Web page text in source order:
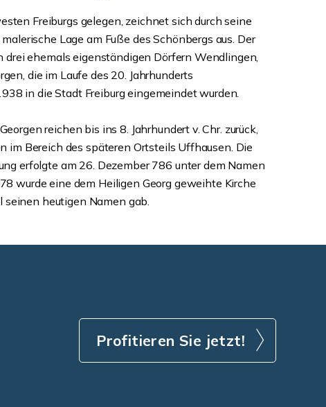
Freiburgs gelegen, zeichnet sich durch seine
Lage am Fuße des Schönbergs aus. Der
drei ehemals eigenständigen Dörfern Wendlingen,
die im Laufe des 20. Jahrhunderts
in die Stadt Freiburg eingemeindet wurden.
reichen bis ins 8. Jahrhundert v. Chr. zurück,
im Bereich des späteren Ortsteils Uffhausen. Die
erfolgte am 26. Dezember 786 unter dem Namen
wurde eine dem Heiligen Georg geweihte Kirche
heutigen Namen gab.
Profitieren Sie jetzt!